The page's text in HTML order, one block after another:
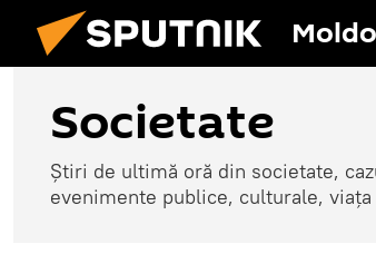
Societate
Știri de ultimă oră din societate,
evenimente publice, culturale,